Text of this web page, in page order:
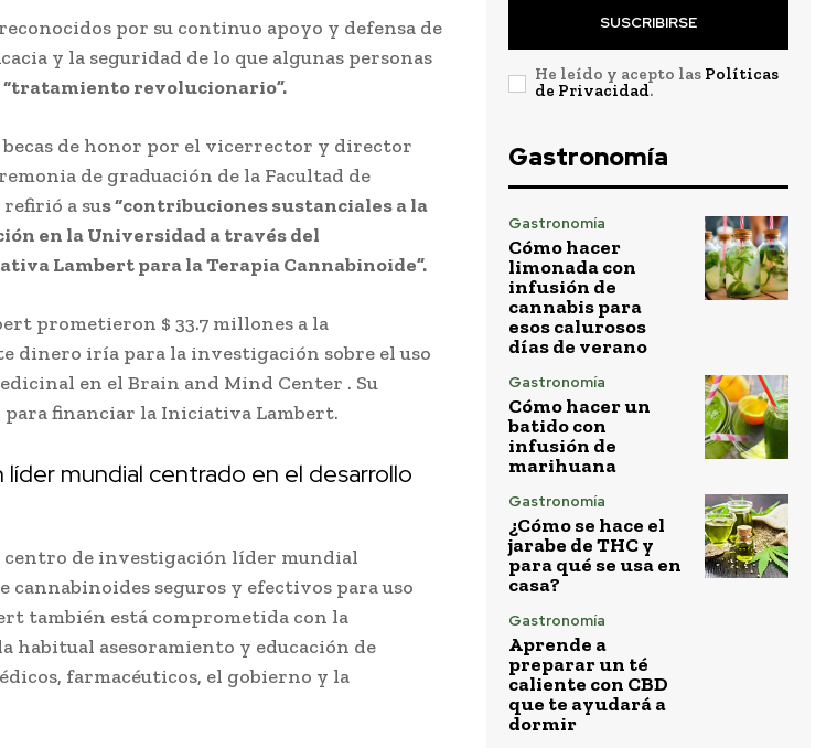
por su continuo apoyo y defensa de
y la seguridad de lo que algunas personas
“tratamiento revolucionario”.
becas de honor por el vicerrector y director
de graduación de la Facultad de
refirió a sus “contribuciones sustanciales a la
en la Universidad a través del
Lambert para la Terapia Cannabinoide”.
prometieron $ 33.7 millones a la
dinero iría para la investigación sobre el uso
en el Brain and Mind Center . Su
para financiar la Iniciativa Lambert.
mundial centrado en el desarrollo
centro de investigación líder mundial
cannabinoides seguros y efectivos para uso
también está comprometida con la
habitual asesoramiento y educación de
farmacéuticos, el gobierno y la
SUSCRIBIRSE
He leído y acepto las Políticas
de Privacidad.
Gastronomía
Gastronomía
Cómo hacer
limonada con
infusión de
cannabis para
esos calurosos
días de verano
Gastronomía
Cómo hacer un
batido con
infusión de
marihuana
Gastronomía
¿Cómo se hace el
jarabe de THC y
para qué se usa en
casa?
Gastronomía
Aprende a
preparar un té
caliente con CBD
que te ayudará a
dormir